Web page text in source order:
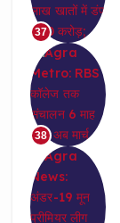
37
38